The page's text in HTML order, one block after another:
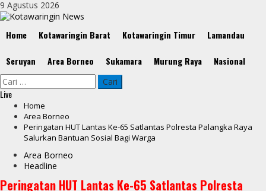
Skip
to
9 Agustus 2026
Menu
Home Kotawaringin Barat Kotawaringin Timur Lamandau
Seruyan Area Borneo Sukamara Murung Raya Nasional
Cari
untuk:
Live
Home
Area Borneo
Peringatan HUT Lantas Ke-65 Satlantas Polresta Palangka Raya
Salurkan Bantuan Sosial Bagi Warga
Area Borneo
Headline
Peringatan HUT Lantas Ke-65 Satlantas Polresta